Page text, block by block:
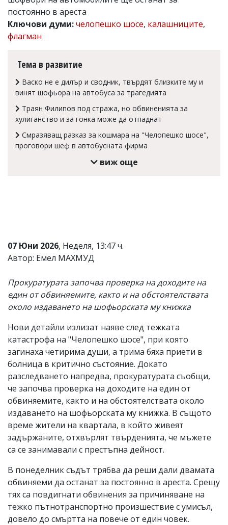
Коментарите
под
статиите
се
читателите
редакцията
отговорност
Ако
откриете
постоянно в ареста
Ключови думи:челопешко шосе, калашниците,
флагман
Тема в развитие
Васко не е дилър и сводник, твърдят близките му и
винят шофьора на автобуса за трагедията
Траян Филипов под стража, но обвиненията за
хулиганство и за гонка може да отпаднат
Смразяващ разказ за кошмара на "Челопешко шосе",
проговори шеф в автобусната фирма
виж още
07 Юни 2026, Неделя, 13:47 ч.
Автор: Емел МАХМУД
Прокуратурата започва проверка на доходите на
един от обвиняемите, както и на обстоятелствата
около издаването на шофьорската му книжка
Нови детайли излизат наяве след тежката
катастрофа на "Челопешко шосе", при която
загинаха четирима души, а трима бяха приети в
болница в критично състояние. Докато
разследването напредва, прокуратурата съобщи,
че започва проверка на доходите на един от
обвиняемите, както и на обстоятелствата около
издаването на шофьорската му книжка. В същото
време жители на квартала, в който живеят
задържаните, отхвърлят твърденията, че мъжете
са се занимавали с престъпна дейност.
В понеделник съдът трябва да реши дали двамата
обвиняеми да останат за постоянно в ареста. Срещу
тях са повдигнати обвинения за причиняване на
тежко пътнотранспортно произшествие с умисъл,
довело до смъртта на повече от един човек.